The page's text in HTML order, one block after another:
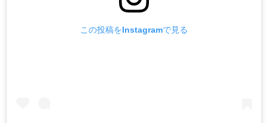
この投稿をInstagramで見る